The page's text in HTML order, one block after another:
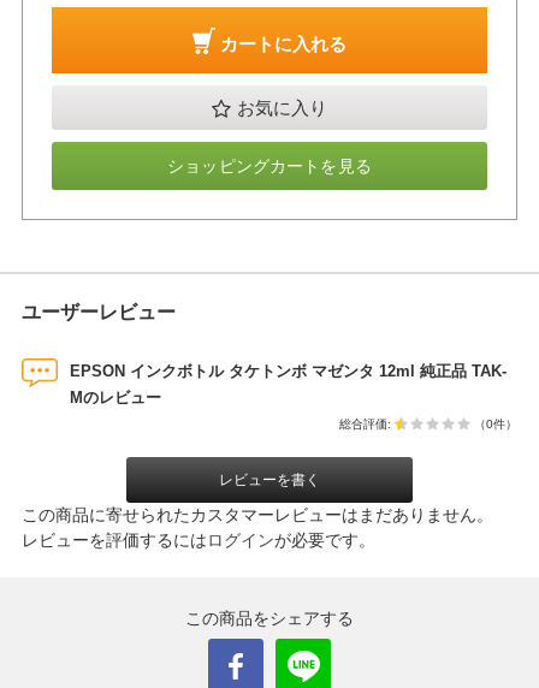
カートに入れる
お気に入り
ショッピングカートを見る
ユーザーレビュー
EPSON インクボトル タケトンボ マゼンタ 12ml 純正品 TAK-
Mのレビュー
総合評価: （0件）
レビューを書く
この商品に寄せられたカスタマーレビューはまだありません。
レビューを評価するにはログインが必要です。
この商品をシェアする